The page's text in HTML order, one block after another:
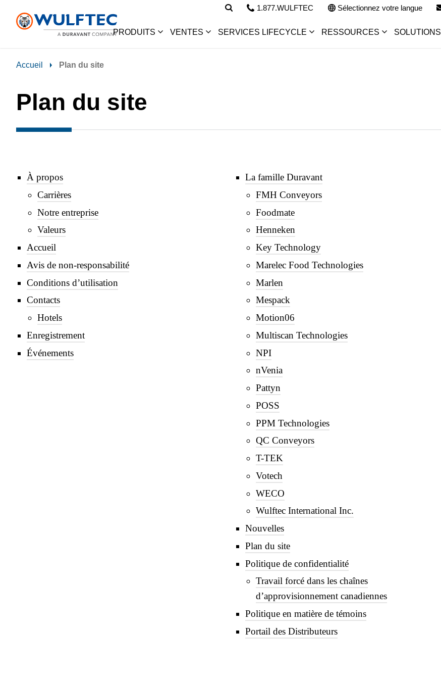
1.877.WULFTEC Sélectionnez votre langue
PRODUITS VENTES SERVICES LIFECYCLE RESSOURCES SOLUTIONS
Accueil Plan du site
Plan du site
À propos
Carrières
Notre entreprise
Valeurs
Accueil
Avis de non-responsabilité
Conditions d’utilisation
Contacts
Hotels
Enregistrement
Événements
La famille Duravant
FMH Conveyors
Foodmate
Henneken
Key Technology
Marelec Food Technologies
Marlen
Mespack
Motion06
Multiscan Technologies
NPI
nVenia
Pattyn
POSS
PPM Technologies
QC Conveyors
T-TEK
Votech
WECO
Wulftec International Inc.
Nouvelles
Plan du site
Politique de confidentialité
Travail forcé dans les chaînes
d’approvisionnement canadiennes
Politique en matière de témoins
Portail des Distributeurs